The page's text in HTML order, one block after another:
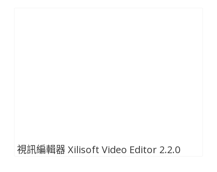
視訊編輯器 Xilisoft Video Editor 2.2.0